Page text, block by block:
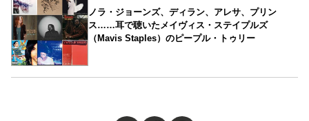
ノラ・ジョーンズ、ディラン、アレサ、プリン
ス……耳で聴いたメイヴィス・ステイプルズ
（Mavis Staples）のピープル・トゥリー